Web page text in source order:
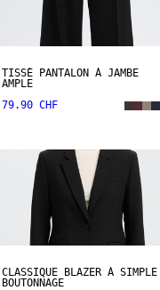
TISSÉ PANTALON À JAMBE
AMPLE
79.90 CHF
CLASSIQUE BLAZER À SIMPLE
BOUTONNAGE